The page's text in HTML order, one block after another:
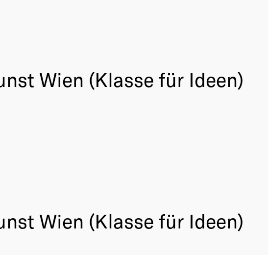
Wien (Klasse für Ideen)
Wien (Klasse für Ideen)